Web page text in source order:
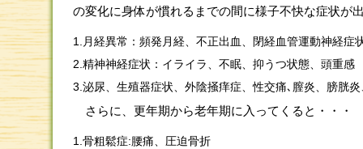
の変化に身体が慣れるまでの間に様子不快な症状が
1.月経異常：頻発月経、不正出血、閉経血管運動神経症
2.精神神経症状：イライラ、不眠、抑うつ状態、頭重感
3.泌尿、生殖器症状、外陰掻痒症、性交痛､膣炎、膀胱
さらに、更年期から老年期に入ってくると・・・
1.骨粗鬆症:腰痛、圧迫骨折